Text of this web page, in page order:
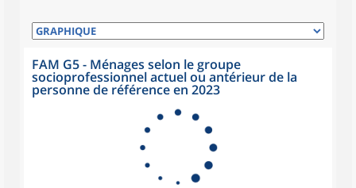
FAM G5 - Ménages selon le groupe
socioprofessionnel actuel ou antérieur de la
personne de référence en 2023